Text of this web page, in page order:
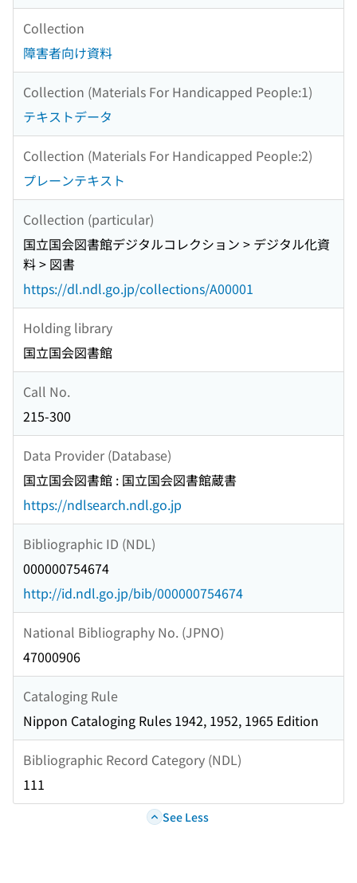
Collection
障害者向け資料
Collection (Materials For Handicapped People:1)
テキストデータ
Collection (Materials For Handicapped People:2)
プレーンテキスト
Collection (particular)
国立国会図書館デジタルコレクション > デジタル化資
料 > 図書
https://dl.ndl.go.jp/collections/A00001
Holding library
国立国会図書館
Call No.
215-300
Data Provider (Database)
国立国会図書館 : 国立国会図書館蔵書
https://ndlsearch.ndl.go.jp
Bibliographic ID (NDL)
000000754674
http://id.ndl.go.jp/bib/000000754674
National Bibliography No. (JPNO)
47000906
Cataloging Rule
Nippon Cataloging Rules 1942, 1952, 1965 Edition
Bibliographic Record Category (NDL)
111
See Less